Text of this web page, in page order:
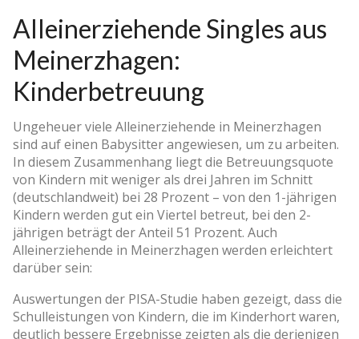
Alleinerziehende Singles aus
Meinerzhagen:
Kinderbetreuung
Ungeheuer viele Alleinerziehende in Meinerzhagen
sind auf einen Babysitter angewiesen, um zu arbeiten.
In diesem Zusammenhang liegt die Betreuungsquote
von Kindern mit weniger als drei Jahren im Schnitt
(deutschlandweit) bei 28 Prozent – von den 1-jährigen
Kindern werden gut ein Viertel betreut, bei den 2-
jährigen beträgt der Anteil 51 Prozent. Auch
Alleinerziehende in Meinerzhagen werden erleichtert
darüber sein:
Auswertungen der PISA-Studie haben gezeigt, dass die
Schulleistungen von Kindern, die im Kinderhort waren,
deutlich bessere Ergebnisse zeigten als die derjenigen